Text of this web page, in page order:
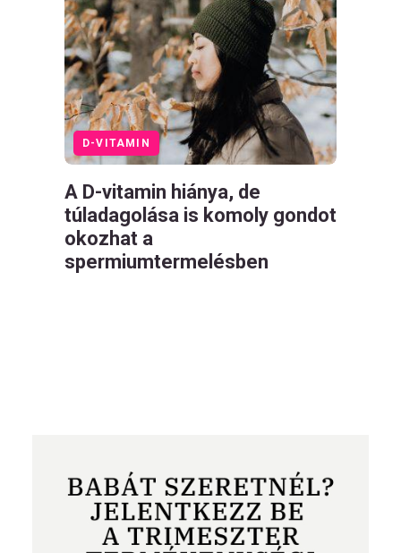
D-VITAMIN
A D-vitamin hiánya, de
túladagolása is komoly gondot
okozhat a
spermiumtermelésben